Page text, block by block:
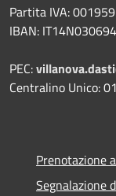
Partita IVA:
IBAN:
PEC:
Centralino Unico:
Prenotazione
Segnalazione